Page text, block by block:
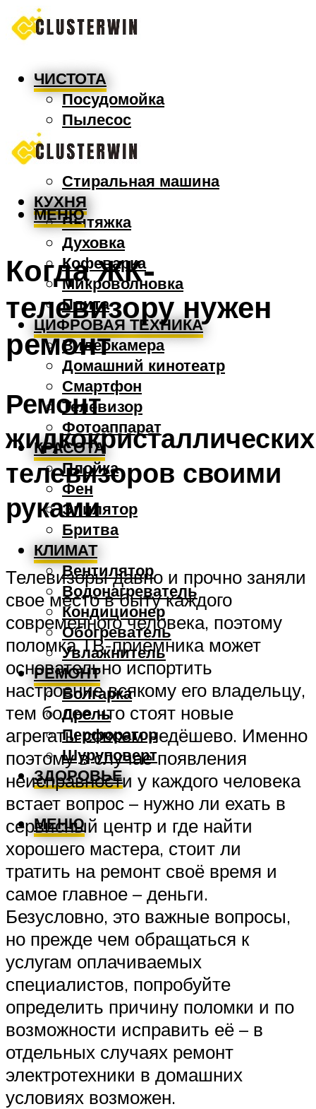
ЧИСТОТА
Посудомойка
Пылесос
Утюг
Швабра
Стиральная машина
КУХНЯ
Вытяжка
Духовка
Кофеварка
Микроволновка
Плита
ЦИФРОВАЯ ТЕХНИКА
Видеокамера
Домашний кинотеатр
Смартфон
Телевизор
Фотоаппарат
КРАСОТА
Плойка
Фен
Эпилятор
Бритва
КЛИМАТ
Вентилятор
Водонагреватель
Кондиционер
Обогреватель
Увлажнитель
РЕМОНТ
Болгарка
Дрель
Перфоратор
Шуруповерт
ЗДОРОВЬЕ
МЕНЮ
МЕНЮ
Когда ЖК-
телевизору нужен
ремонт
Ремонт
жидкокристаллических
телевизоров своими
руками
Телевизоры давно и прочно заняли
свое место в быту каждого
современного человека, поэтому
поломка ТВ-приёмника может
основательно испортить
настроение всякому его владельцу,
тем более что стоят новые
агрегаты совсем недёшево. Именно
поэтому в случае появления
неисправности у каждого человека
встает вопрос – нужно ли ехать в
сервисный центр и где найти
хорошего мастера, стоит ли
тратить на ремонт своё время и
самое главное – деньги.
Безусловно, это важные вопросы,
но прежде чем обращаться к
услугам оплачиваемых
специалистов, попробуйте
определить причину поломки и по
возможности исправить её – в
отдельных случаях ремонт
электротехники в домашних
условиях возможен.